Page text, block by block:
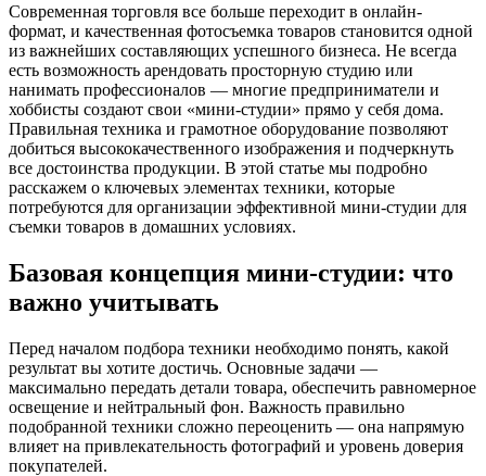
Современная торговля все больше переходит в онлайн-
формат, и качественная фотосъемка товаров становится одной
из важнейших составляющих успешного бизнеса. Не всегда
есть возможность арендовать просторную студию или
нанимать профессионалов — многие предприниматели и
хоббисты создают свои «мини-студии» прямо у себя дома.
Правильная техника и грамотное оборудование позволяют
добиться высококачественного изображения и подчеркнуть
все достоинства продукции. В этой статье мы подробно
расскажем о ключевых элементах техники, которые
потребуются для организации эффективной мини-студии для
съемки товаров в домашних условиях.
Базовая концепция мини-студии: что
важно учитывать
Перед началом подбора техники необходимо понять, какой
результат вы хотите достичь. Основные задачи —
максимально передать детали товара, обеспечить равномерное
освещение и нейтральный фон. Важность правильно
подобранной техники сложно переоценить — она напрямую
влияет на привлекательность фотографий и уровень доверия
покупателей.